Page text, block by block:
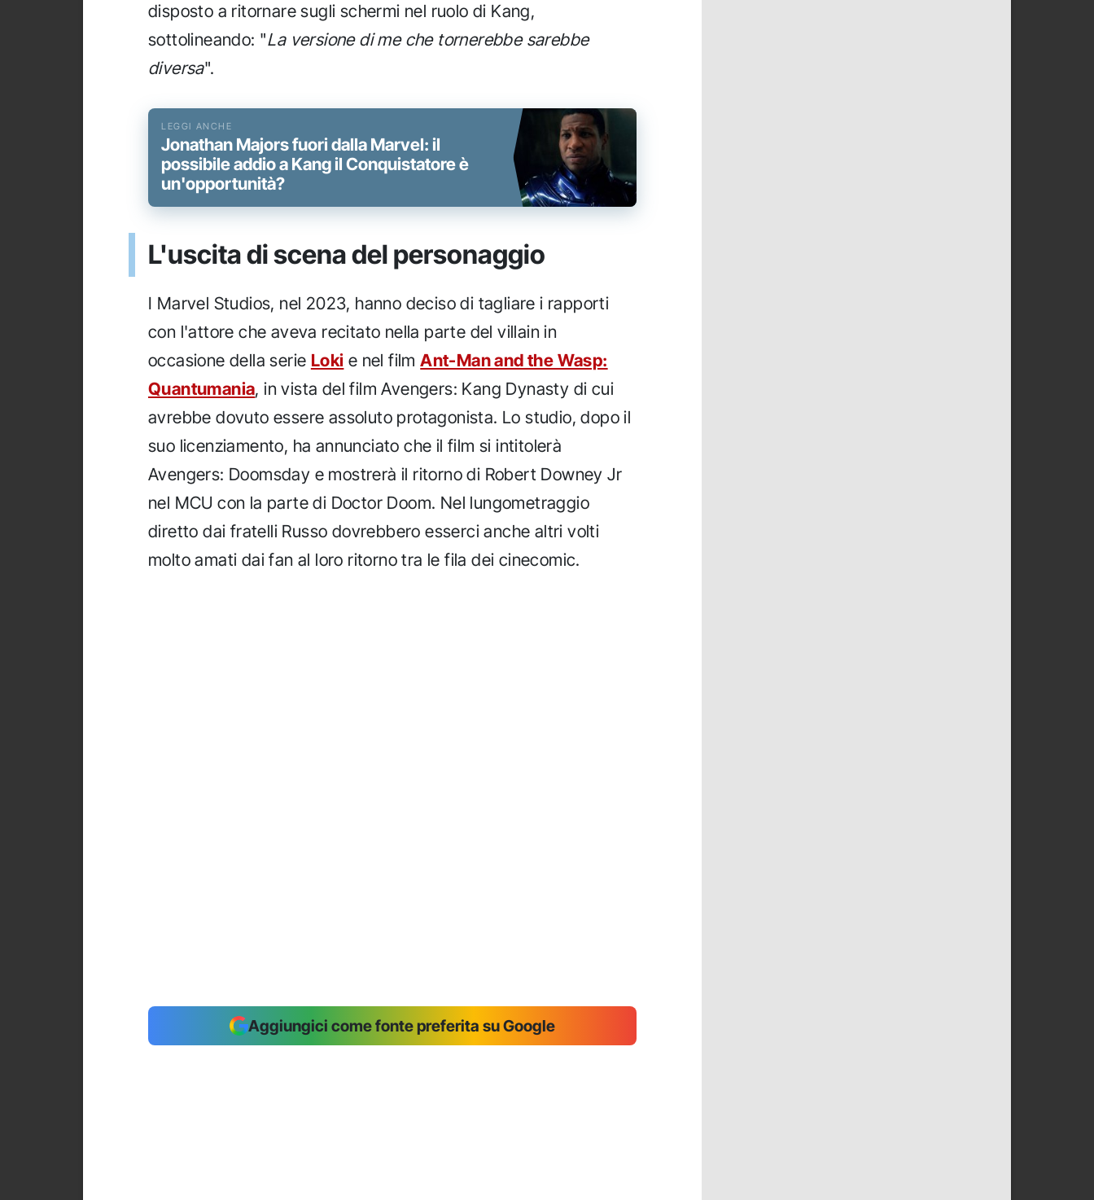
disposto a ritornare sugli schermi nel ruolo di Kang,
sottolineando: "La versione di me che tornerebbe sarebbe
diversa".
Jonathan Majors fuori dalla Marvel: il
possibile addio a Kang il Conquistatore è
un'opportunità?
L'uscita di scena del personaggio
I Marvel Studios, nel 2023, hanno deciso di tagliare i rapporti
con l'attore che aveva recitato nella parte del villain in
occasione della serie Loki e nel filmAnt-Man and the Wasp:
Quantumania, in vista del film Avengers: Kang Dynasty di cui
avrebbe dovuto essere assoluto protagonista. Lo studio, dopo il
suo licenziamento, ha annunciato che il film si intitolerà
Avengers: Doomsday e mostrerà il ritorno di Robert Downey Jr
nel MCU con la parte di Doctor Doom. Nel lungometraggio
diretto dai fratelli Russo dovrebbero esserci anche altri volti
molto amati dai fan al loro ritorno tra le fila dei cinecomic.
Aggiungici come fonte preferita su Google